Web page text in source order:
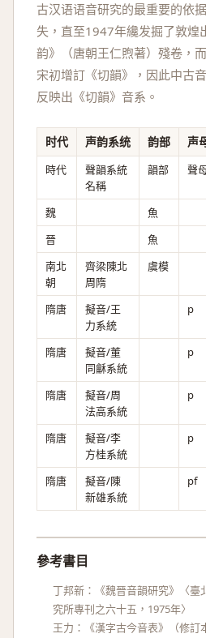
古汉语语音研究的最重要的依
失，直至1947年纔发掘了敦煌
韵》（唐朝王仁煦著）殘卷，
宋初增訂《切韻》，因此中古
反映出《切韻》音系。
时代 声韵系统 韵部 声
時代
聲韻系統
名稱
韻部 聲
魏 魚
晉
魚
南北
朝
齊梁陳北
周隋
虞模
隋唐
擬音/王
力系統
p
隋唐
擬音/董
同龢系統
p
隋唐
擬音/周
法高系統
p
隋唐
擬音/李
方桂系統
p
隋唐
擬音/陳
新雄系統
pf
參考書目
丁邦新：《魏晉音韻研究》〈臺
究所專刊之六十五，1975年〉
王力：《漢字古今音表》（修訂